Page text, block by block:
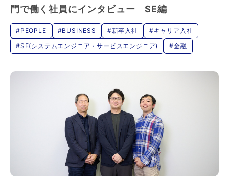
門で働く社員にインタビュー SE編
#PEOPLE #BUSINESS #新卒入社
#キャリア入社
#SE(システムエンジニア・サービスエンジニア)
#金融